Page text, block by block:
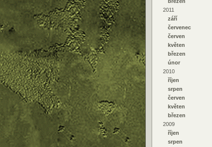
2011
září
červenec
červen
květen
březen
únor
2010
říjen
srpen
červen
květen
březen
2009
říjen
srpen